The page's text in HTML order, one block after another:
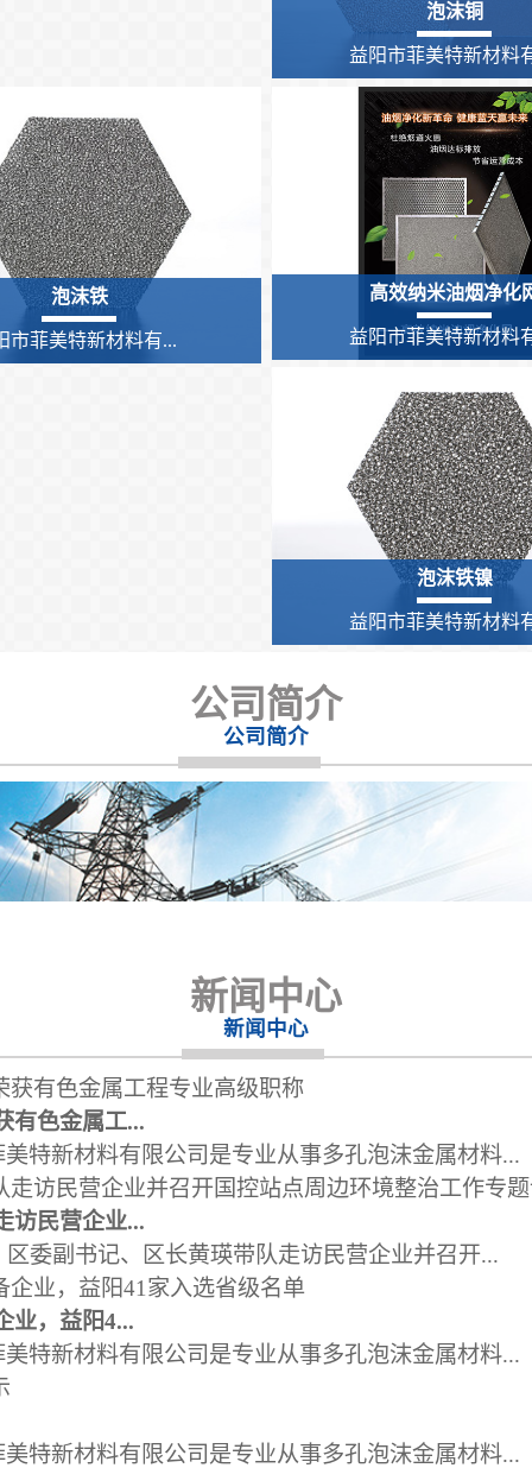
泡沫铜
益阳市菲美特新材料
泡沫铁
市菲美特新材料有...
高效纳米油烟净化
益阳市菲美特新材料
泡沫铁镍
益阳市菲美特新材料
公司简介
公司简介
新闻中心
新闻中心
有色金属工...
特新材料有限公司是专业从事多孔泡沫金属材料...
访民营企业...
区委副书记、区长黄瑛带队走访民营企业并召开...
业，益阳4...
特新材料有限公司是专业从事多孔泡沫金属材料...
特新材料有限公司是专业从事多孔泡沫金属材料...